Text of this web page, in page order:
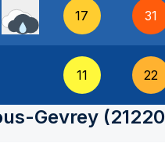
17 31
11 22
Gevrey (21220